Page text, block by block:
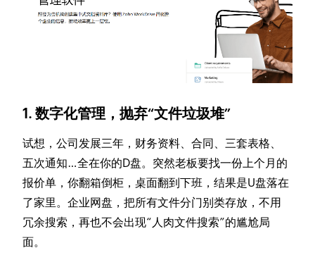
1. 数字化管理，抛弃“文件垃圾堆”
试想，公司发展三年，财务资料、合同、三套表格、
五次通知…全在你的D盘。突然老板要找一份上个月的
报价单，你翻箱倒柜，桌面翻到下班，结果是U盘落在
了家里。企业网盘，把所有文件分门别类存放，不用
冗余搜索，再也不会出现“人肉文件搜索”的尴尬局
面。